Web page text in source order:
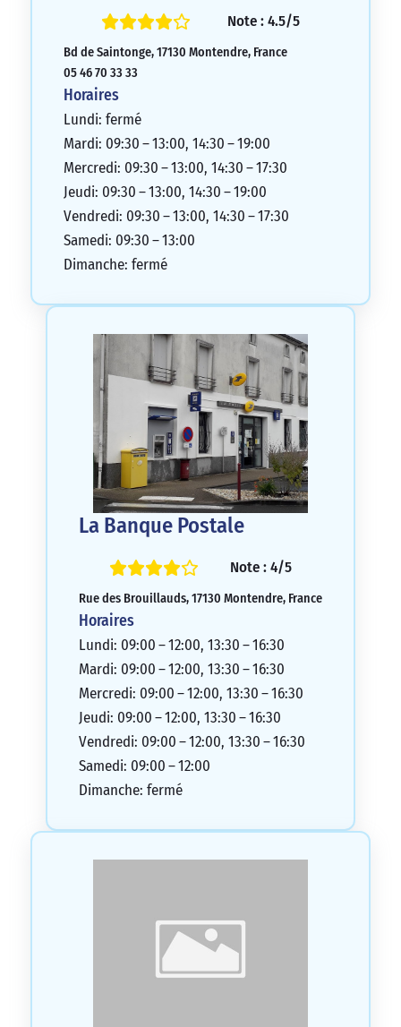
nettement plus positifs. Nous vous
cette même dynamique.
Note : 4.5/5
Bd de Saintonge, 17130 Montendre, France
05 46 70 33 33
Horaires
Lundi: fermé
Mardi: 09:30 – 13:00, 14:30 – 19:00
Mercredi: 09:30 – 13:00, 14:30 – 17:30
Jeudi: 09:30 – 13:00, 14:30 – 19:00
Vendredi: 09:30 – 13:00, 14:30 – 17:30
Samedi: 09:30 – 13:00
Dimanche: fermé
La Banque Postale
Note : 4/5
Rue des Brouillauds, 17130 Montendre, France
Horaires
Lundi: 09:00 – 12:00, 13:30 – 16:30
Mardi: 09:00 – 12:00, 13:30 – 16:30
Mercredi: 09:00 – 12:00, 13:30 – 16:30
Jeudi: 09:00 – 12:00, 13:30 – 16:30
Vendredi: 09:00 – 12:00, 13:30 – 16:30
Samedi: 09:00 – 12:00
Dimanche: fermé